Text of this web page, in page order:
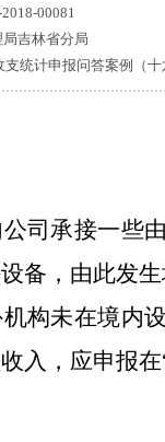
00081
吉林省分局
支统计申报问答案例（十
司承接一些
备，由此发
构未在境内
入，应申报在